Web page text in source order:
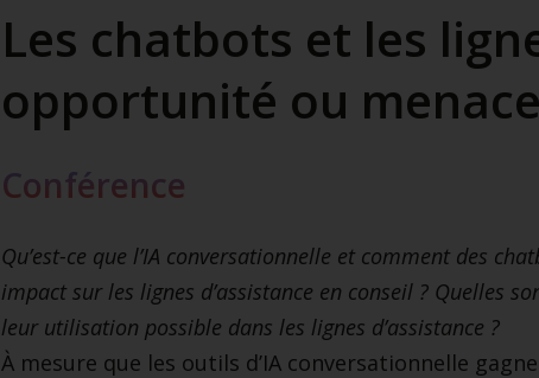
Les chatbots et les
opportunité ou
Conférence
Qu’est-ce que l’IA conversationnelle et comment des
impact sur les lignes d’assistance en conseil ? Quelles
leur utilisation possible dans les lignes d’assistance ?
À mesure que les outils d’IA conversationnelle